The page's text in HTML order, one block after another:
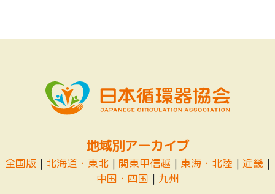
地域別アーカイブ
全国版 | 北海道・東北 | 関東甲信越 | 東海・北陸 | 近畿 |
中国・四国 | 九州